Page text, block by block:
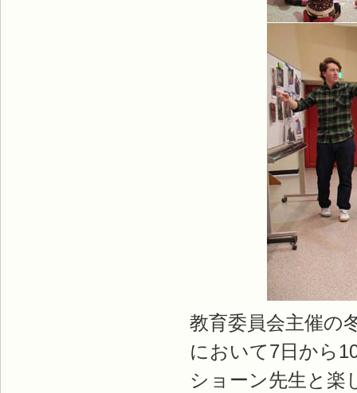
教育委員会主催の
において7日から
ショーン先生と楽